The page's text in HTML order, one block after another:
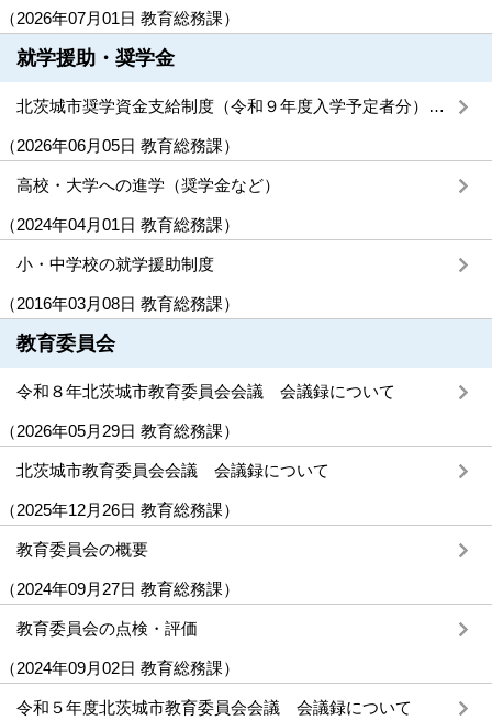
（2026年07月01日 教育総務課）
就学援助・奨学金
北茨城市奨学資金支給制度（令和９年度入学予定者分）の申請を受け付けます
（2026年06月05日 教育総務課）
高校・大学への進学（奨学金など）
（2024年04月01日 教育総務課）
小・中学校の就学援助制度
（2016年03月08日 教育総務課）
教育委員会
令和８年北茨城市教育委員会会議 会議録について
（2026年05月29日 教育総務課）
北茨城市教育委員会会議 会議録について
（2025年12月26日 教育総務課）
教育委員会の概要
（2024年09月27日 教育総務課）
教育委員会の点検・評価
（2024年09月02日 教育総務課）
令和５年度北茨城市教育委員会会議 会議録について